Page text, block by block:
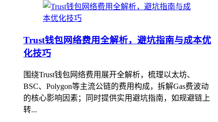
Trust钱包网络费用全解析，避坑指南与成本优
化技巧
围绕Trust钱包网络费用展开全解析，梳理以太坊、
BSC、Polygon等主流公链的费用构成，拆解Gas费波动
的核心影响因素；同时提供实用避坑指南，如规避链上
转...